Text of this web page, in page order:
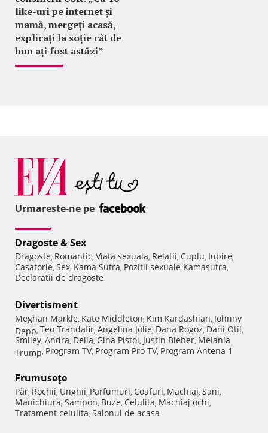
like-uri pe internet și
mamă, mergeți acasă,
explicați la soție cât de
bun ați fost astăzi”
Urmareste-ne pe
Dragoste & Sex
Dragoste, Romantic, Viata sexuala, Relatii, Cuplu, Iubire,
Casatorie, Sex, Kama Sutra, Pozitii sexuale Kamasutra,
Declaratii de dragoste
Divertisment
Meghan Markle, Kate Middleton, Kim Kardashian, Johnny
Depp, Teo Trandafir, Angelina Jolie, Dana Rogoz, Dani Otil,
Smiley, Andra, Delia, Gina Pistol, Justin Bieber, Melania
Trump, Program TV, Program Pro TV, Program Antena 1
Frumuseţe
Păr, Rochii, Unghii, Parfumuri, Coafuri, Machiaj, Sani,
Manichiura, Sampon, Buze, Celulita, Machiaj ochi,
Tratament celulita, Salonul de acasa